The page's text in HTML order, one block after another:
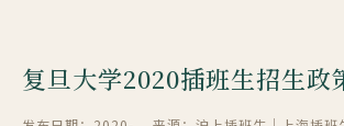
复旦大学2020插班生招生政